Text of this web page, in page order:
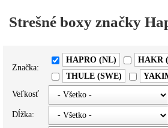
Strešné boxy značky
Značka:
HAPRO (NL)
HAKR
THULE (SWE)
Veľkosť
Dĺžka: